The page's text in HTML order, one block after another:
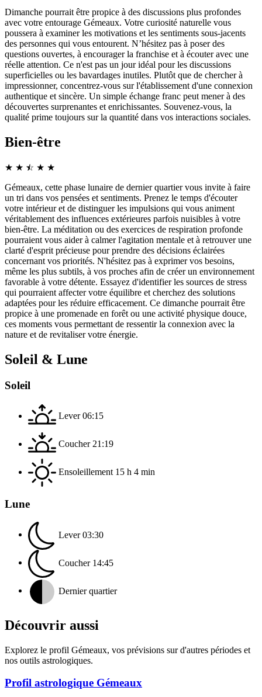
Dimanche pourrait être propice à des discussions plus profondes
avec votre entourage Gémeaux. Votre curiosité naturelle vous
poussera à examiner les motivations et les sentiments sous-jacents
des personnes qui vous entourent. N’hésitez pas à poser des
questions ouvertes, à encourager la franchise et à écouter avec une
réelle attention. Ce n'est pas un jour idéal pour les discussions
superficielles ou les bavardages inutiles. Plutôt que de chercher à
impressionner, concentrez-vous sur l'établissement d'une connexion
authentique et sincère. Un simple échange franc peut mener à des
découvertes surprenantes et enrichissantes. Souvenez-vous, la
qualité prime toujours sur la quantité dans vos interactions sociales.
Bien-être
★ ★ ☆
★ ★ ★
Gémeaux, cette phase lunaire de dernier quartier vous invite à faire
un tri dans vos pensées et sentiments. Prenez le temps d'écouter
votre intérieur et de distinguer les impulsions qui vous animent
véritablement des influences extérieures parfois nuisibles à votre
bien-être. La méditation ou des exercices de respiration profonde
pourraient vous aider à calmer l'agitation mentale et à retrouver une
clarté d'esprit précieuse pour prendre des décisions éclairées
concernant vos priorités. N'hésitez pas à exprimer vos besoins,
même les plus subtils, à vos proches afin de créer un environnement
favorable à votre détente. Essayez d'identifier les sources de stress
qui pourraient affecter votre équilibre et cherchez des solutions
adaptées pour les réduire efficacement. Ce dimanche pourrait être
propice à une promenade en forêt ou une activité physique douce,
ces moments vous permettant de ressentir la connexion avec la
nature et de revitaliser votre énergie.
Soleil & Lune
Soleil
Lever 06:15
Coucher 21:19
Ensoleillement 15 h 4 min
Lune
Lever 03:30
Coucher 14:45
Dernier quartier
Découvrir aussi
Explorez le profil Gémeaux, vos prévisions sur d'autres périodes et
nos outils astrologiques.
Profil astrologique Gémeaux